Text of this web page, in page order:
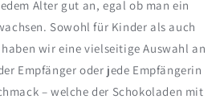
Alter gut an, egal ob man ein
Sowohl für Kinder als auch
haben wir eine vielseitige Auswahl an
Empfänger oder jede Empfängerin
– welche der Schokoladen mit